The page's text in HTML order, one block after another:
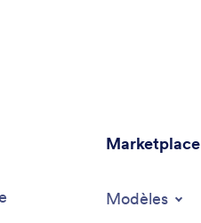
Marketplace
Modèles